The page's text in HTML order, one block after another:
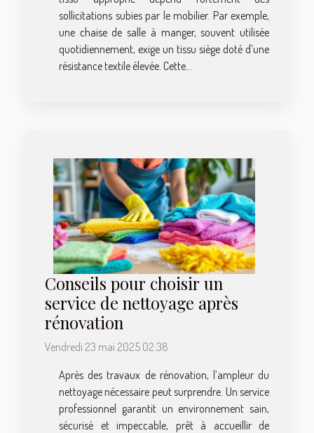
sollicitations subies par le mobilier. Par exemple,
une chaise de salle à manger, souvent utilisée
quotidiennement, exige un tissu siège doté d’une
résistance textile élevée. Cette...
Conseils pour choisir un
service de nettoyage après
rénovation
Vendredi 23 mai 2025 02:38
Après des travaux de rénovation, l’ampleur du
nettoyage nécessaire peut surprendre. Un service
professionnel garantit un environnement sain,
sécurisé et impeccable, prêt à accueillir de